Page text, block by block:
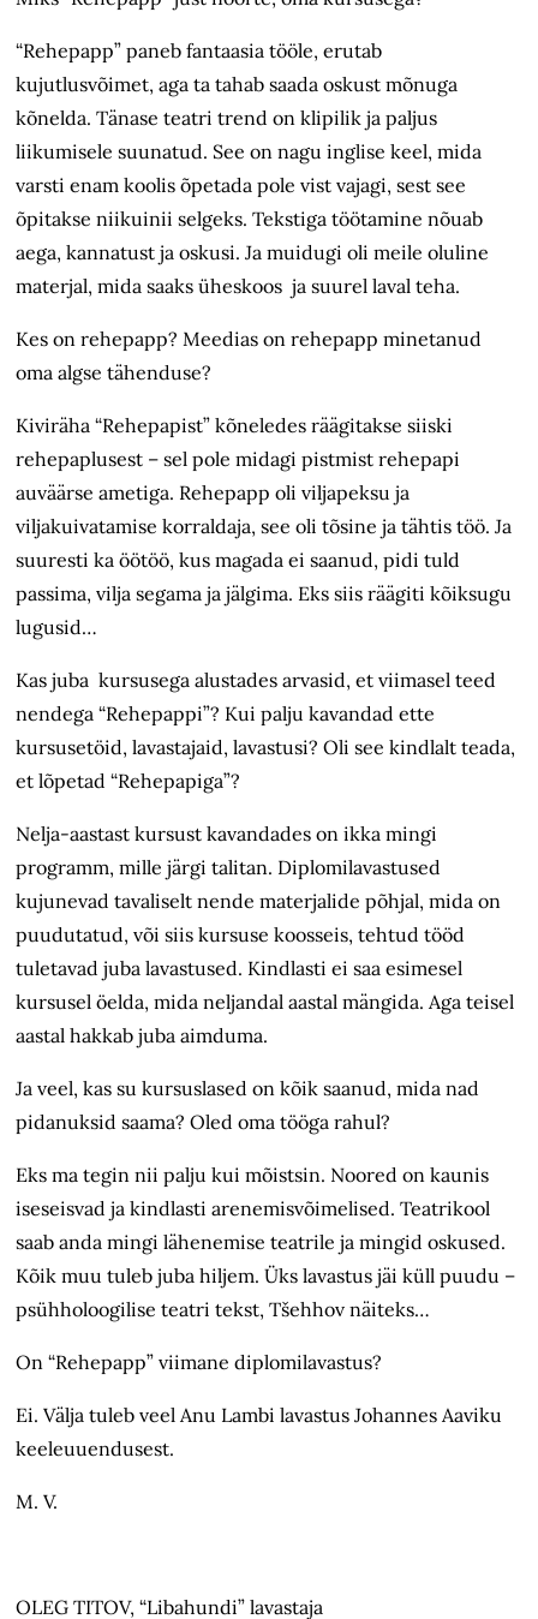
“Rehepapp” paneb fantaasia tööle, erutab
kujutlusvõimet, aga ta tahab saada oskust mõnuga
kõnelda. Tänase teatri trend on klipilik ja paljus
liikumisele suunatud. See on nagu inglise keel, mida
varsti enam koolis õpetada pole vist vajagi, sest see
õpitakse niikuinii selgeks. Tekstiga töötamine nõuab
aega, kannatust ja oskusi. Ja muidugi oli meile oluline
materjal, mida saaks üheskoos ja suurel laval teha.
Kes on rehepapp? Meedias on rehepapp minetanud
oma algse tähenduse?
Kiviräha “Rehepapist” kõneledes räägitakse siiski
rehepaplusest – sel pole midagi pistmist rehepapi
auväärse ametiga. Rehepapp oli viljapeksu ja
viljakuivatamise korraldaja, see oli tõsine ja tähtis töö. Ja
suuresti ka öötöö, kus magada ei saanud, pidi tuld
passima, vilja segama ja jälgima. Eks siis räägiti kõiksugu
lugusid…
Kas juba kursusega alustades arvasid, et viimasel teed
nendega “Rehepappi”? Kui palju kavandad ette
kursusetöid, lavastajaid, lavastusi? Oli see kindlalt teada,
et lõpetad “Rehepapiga”?
Nelja-aastast kursust kavandades on ikka mingi
programm, mille järgi talitan. Diplomilavastused
kujunevad tavaliselt nende materjalide põhjal, mida on
puudutatud, või siis kursuse koosseis, tehtud tööd
tuletavad juba lavastused. Kindlasti ei saa esimesel
kursusel öelda, mida neljandal aastal mängida. Aga teisel
aastal hakkab juba aimduma.
Ja veel, kas su kursuslased on kõik saanud, mida nad
pidanuksid saama? Oled oma tööga rahul?
Eks ma tegin nii palju kui mõistsin. Noored on kaunis
iseseisvad ja kindlasti arenemisvõimelised. Teatrikool
saab anda mingi lähenemise teatrile ja mingid oskused.
Kõik muu tuleb juba hiljem. Üks lavastus jäi küll puudu –
psühholoogilise teatri tekst, Tšehhov näiteks…
On “Rehepapp” viimane diplomilavastus?
Ei. Välja tuleb veel Anu Lambi lavastus Johannes Aaviku
keeleuuendusest.
M. V.
OLEG TITOV, “Libahundi” lavastaja